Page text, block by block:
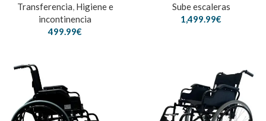
Transferencia, Higiene e
incontinencia
499.99€
Sube escaleras
1,499.99€